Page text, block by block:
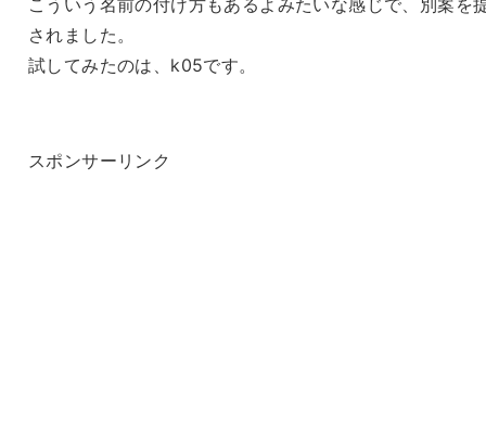
されました。
試してみたのは、k05です。
スポンサーリンク